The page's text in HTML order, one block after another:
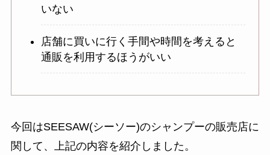
いない
店舗に買いに行く手間や時間を考えると
通販を利用するほうがいい
今回はSEESAW(シーソー)のシャンプーの販売店に
関して、上記の内容を紹介しました。